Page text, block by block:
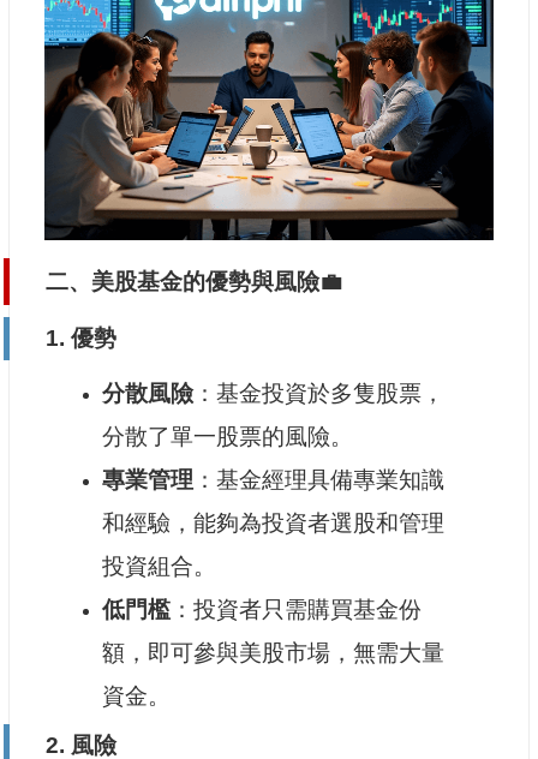
二、美股基金的優勢與風險💼
1. 優勢
分散風險：基金投資於多隻股票，
分散了單一股票的風險。
專業管理 ：基金經理具備專業知識
和經驗，能夠為投資者選股和管理
投資組合。
低門檻：投資者只需購買基金份
額，即可參與美股市場，無需大量
資金。
2. 風險